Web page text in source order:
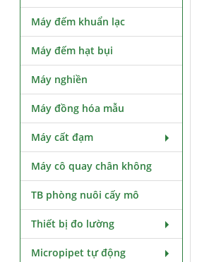
Máy đếm khuẩn lạc
Máy đếm hạt bụi
Máy nghiền
Máy đồng hóa mẫu
Máy cất đạm
Máy cô quay chân không
TB phòng nuôi cấy mô
Thiết bị đo lường
Micropipet tự động